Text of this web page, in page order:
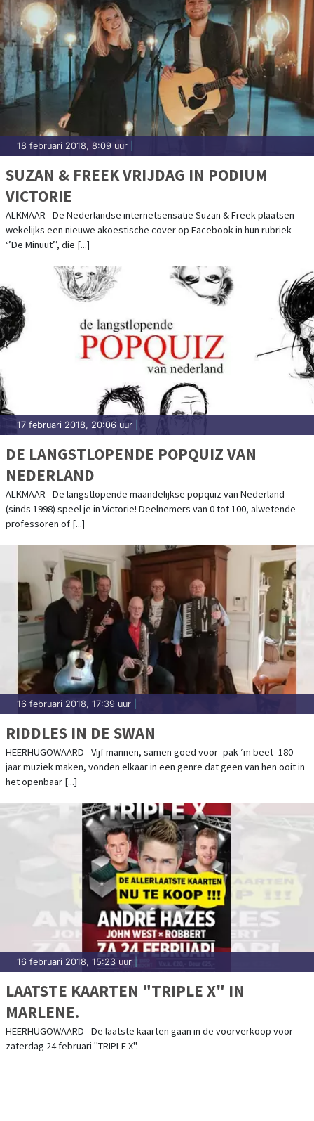
18 februari 2018, 8:09 uur
SUZAN & FREEK VRIJDAG IN PODIUM
VICTORIE
ALKMAAR - De Nederlandse internetsensatie Suzan & Freek plaatsen
wekelijks een nieuwe akoestische cover op Facebook in hun rubriek
‘’De Minuut’’, die [...]
17 februari 2018, 20:06 uur
DE LANGSTLOPENDE POPQUIZ VAN
NEDERLAND
ALKMAAR - De langstlopende maandelijkse popquiz van Nederland
(sinds 1998) speel je in Victorie! Deelnemers van 0 tot 100, alwetende
professoren of [...]
16 februari 2018, 17:39 uur
RIDDLES IN DE SWAN
HEERHUGOWAARD - Vijf mannen, samen goed voor -pak ‘m beet- 180
jaar muziek maken, vonden elkaar in een genre dat geen van hen ooit in
het openbaar [...]
16 februari 2018, 15:23 uur
LAATSTE KAARTEN "TRIPLE X" IN
MARLENE.
HEERHUGOWAARD - De laatste kaarten gaan in de voorverkoop voor
zaterdag 24 februari "TRIPLE X".